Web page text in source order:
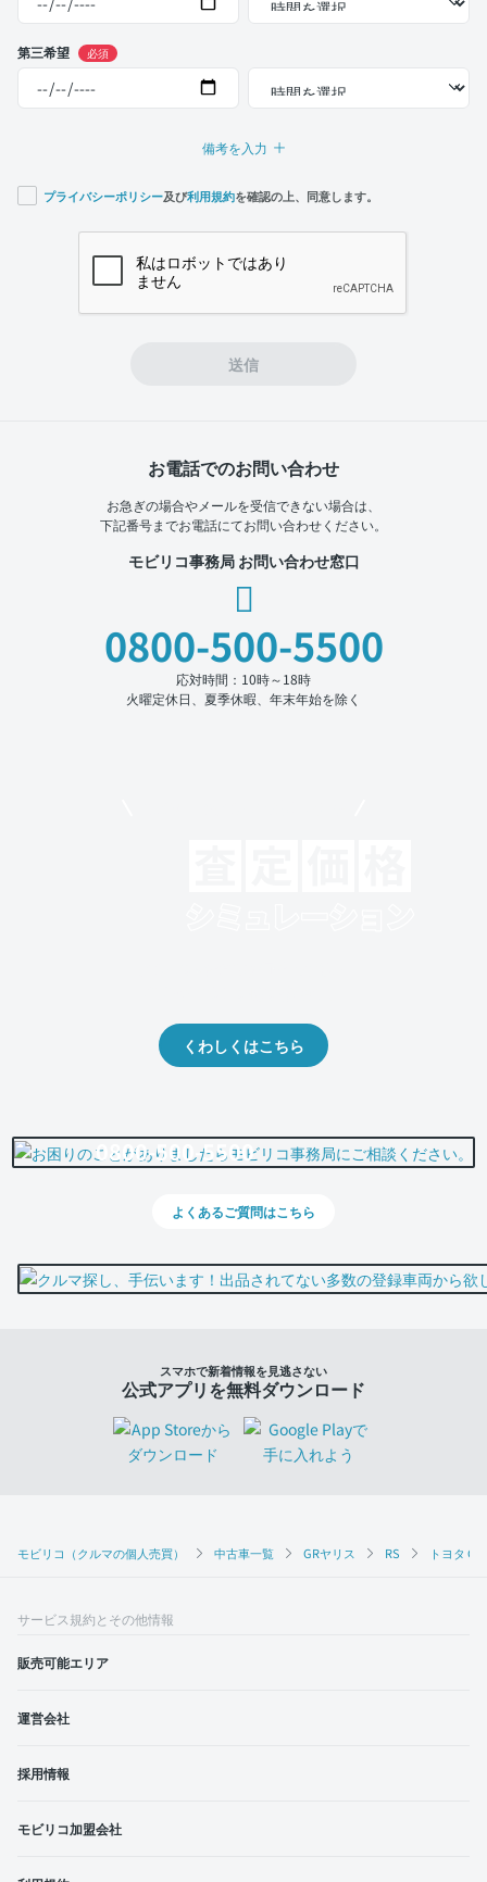
モビリコ（クルマの個人売買） 中古車一覧 GRヤリス RS トヨタ
第三希望 必須
備考を入力
プライバシーポリシー及び利用規約を確認の上、同意します。
送信
お電話でのお問い合わせ
お急ぎの場合やメールを受信できない場合は、
下記番号までお電話にてお問い合わせください。
モビリコ事務局 お問い合わせ窓口
0800-500-5500
応対時間：10時～18時
火曜定休日、夏季休暇、年末年始を除く
くわしくはこちら
0800-500-5500
よくあるご質問はこちら
スマホで新着情報を見逃さない
公式アプリを無料ダウンロード
サービス規約とその他情報
販売可能エリア
運営会社
採用情報
モビリコ加盟会社